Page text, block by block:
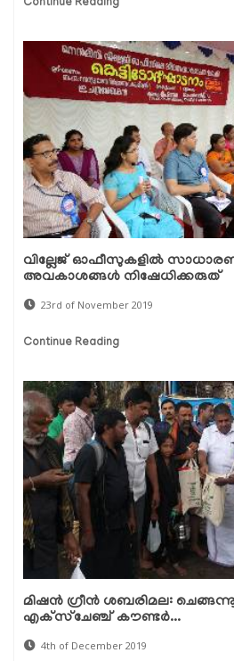
Continue Reading
വില്ലേജ് ഓഫീസുകളില്‍
അവകാശങ്ങള്‍ നിഷേധിക്കരുത്
23rd of November 2019
Continue Reading
മിഷന്‍ ഗ്രീന്‍ ശബരിമല:
എക്‌സ്‌ചേഞ്ച് കൗണ്ടര്‍...
4th of December 2019